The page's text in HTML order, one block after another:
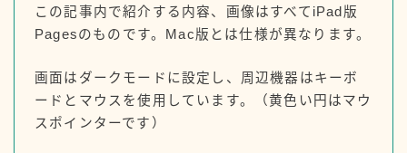
この記事内で紹介する内容、画像はすべてiPad版
Pagesのものです。Mac版とは仕様が異なります。
画面はダークモードに設定し、周辺機器はキーボ
ードとマウスを使用しています。（黄色い円はマウ
スポインターです）